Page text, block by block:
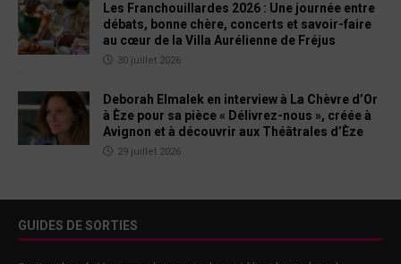
Les Franchouillardes 2026 : Une journée entre
débats, bonne chère, concerts et savoir-faire
au cœur de la Villa Aurélienne de Fréjus
30 juillet 2026
Deborah Elmalek en interview à La Chèvre d’Or
à Èze pour sa pièce « Délivrez-nous », créée à
Avignon et à découvrir aux Théâtrales d’Èze
29 juillet 2026
GUIDES DE SORTIES